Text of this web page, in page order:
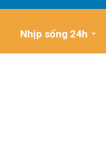
Nhịp sống 24h